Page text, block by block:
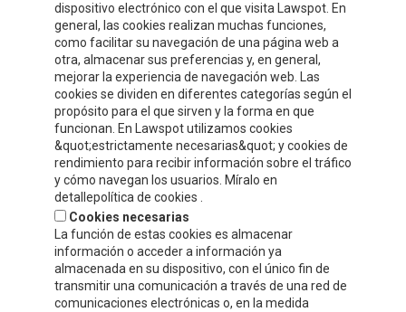
dispositivo electrónico con el que visita Lawspot. En
general, las cookies realizan muchas funciones,
como facilitar su navegación de una página web a
otra, almacenar sus preferencias y, en general,
mejorar la experiencia de navegación web. Las
cookies se dividen en diferentes categorías según el
propósito para el que sirven y la forma en que
funcionan. En Lawspot utilizamos cookies
&quot;estrictamente necesarias&quot; y cookies de
rendimiento para recibir información sobre el tráfico
y cómo navegan los usuarios. Míralo en
detallepolítica de cookies .
Cookies necesarias
La función de estas cookies es almacenar
información o acceder a información ya
almacenada en su dispositivo, con el único fin de
transmitir una comunicación a través de una red de
comunicaciones electrónicas o, en la medida
INFORMACIÓN DE CONTACTO
Compre y Compare S.A.U.
Polígono Tejerías Sur, Calle Torrecilla, 42
26500 - Calahorra (La Rioja)
+34 941 132 803
info@celorrio.com
ZONA PRIVADA